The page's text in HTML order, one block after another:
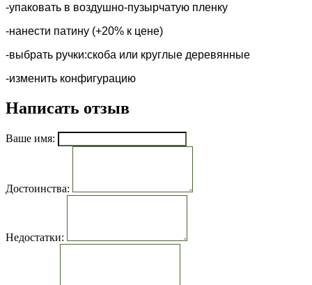
-упаковать в воздушно-пузырчатую пленку
-нанести патину (+20% к цене)
-выбрать ручки:скоба или круглые деревянные
-изменить конфигурацию
Написать отзыв
Ваше имя:
Достоинства:
Недостатки: